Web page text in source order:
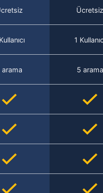
Ücretsiz
1
arama 5 arama